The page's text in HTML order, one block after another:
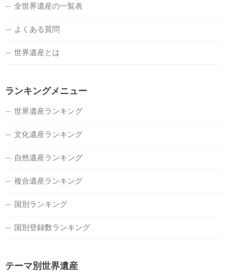
全世界遺産の一覧表
よくある質問
世界遺産とは
ランキングメニュー
世界遺産ランキング
文化遺産ランキング
自然遺産ランキング
複合遺産ランキング
国別ランキング
国別登録数ランキング
テーマ別世界遺産